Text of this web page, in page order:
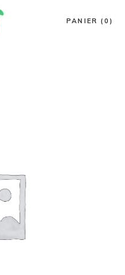
PANIER (0)